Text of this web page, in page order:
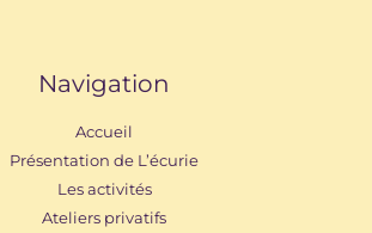
Navigation
Accueil
Présentation de L’écurie
Les activités
Ateliers privatifs